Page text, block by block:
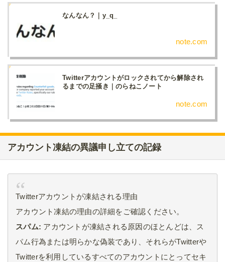
なんなん？｜y_q_
note.com
Twitterアカウントがロックされてから解除され
るまでの足掻き｜のらねこノート
note.com
アカウント凍結の異議申し立ての記録
Twitterアカウントが凍結される理由
アカウント凍結の理由の詳細をご確認ください。
スパム: アカウントが凍結される原因のほとんどは、ス
パム行為または明らかな偽装であり、それらがTwitterや
Twitterを利用しているすべてのアカウントにとってセキ